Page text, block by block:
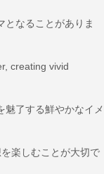
となることがありま
creating vivid
魅了する鮮やかなイメ
楽しむことが大切で